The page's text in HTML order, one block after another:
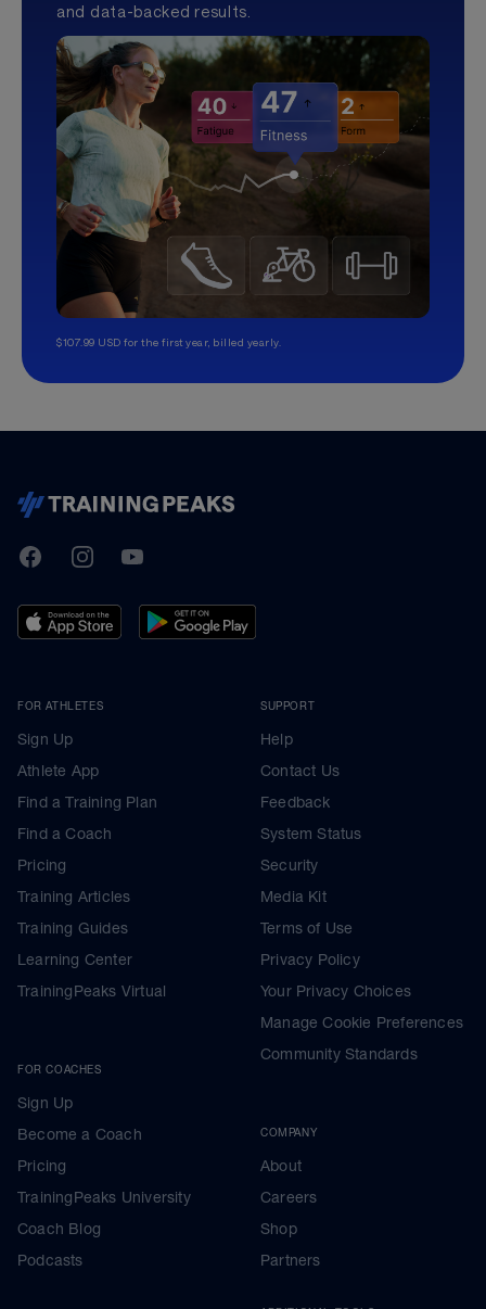
and data-backed results.
$107.99 USD for the first year, billed yearly.
TrainingPeaks
FacebookInstagramYoutube
FOR ATHLETES
Sign Up
Athlete App
Find a Training Plan
Find a Coach
Pricing
Training Articles
Training Guides
Learning Center
TrainingPeaks Virtual
FOR COACHES
Sign Up
Become a Coach
Pricing
TrainingPeaks University
Coach Blog
Podcasts
SUPPORT
Help
Contact Us
Feedback
System Status
Security
Media Kit
Terms of Use
Privacy Policy
Your Privacy Choices
Manage Cookie Preferences
Community Standards
COMPANY
About
Careers
Shop
Partners